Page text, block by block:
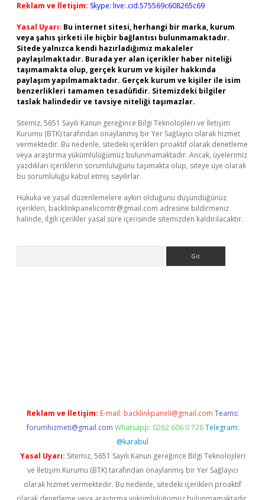
Reklam ve İletişim: Skype: live:.cid.575569c608265c69
Yasal Uyarı: Bu internet sitesi, herhangi bir marka, kurum
veya şahıs şirketi ile hiçbir bağlantısı bulunmamaktadır.
Sitede yalnızca kendi hazırladığımız makaleler
paylaşılmaktadır. Burada yer alan içerikler haber niteliği
taşımamakta olup, gerçek kurum ve kişiler hakkında
paylaşım yapılmamaktadır. Gerçek kurum ve kişiler ile isim
benzerlikleri tamamen tesadüfidir. Sitemizdeki bilgiler
taslak halindedir ve tavsiye niteliği taşımazlar.
Sitemiz, 5651 Sayılı Kanun gereğince Bilgi Teknolojileri ve İletişim
Kurumu (BTK) tarafından onaylanmış bir Yer Sağlayıcı olarak hizmet
vermektedir. Bu nedenle, sitedeki içerikleri proaktif olarak denetleme
veya araştırma yükümlülüğümüz bulunmamaktadır. Ancak, üyelerimiz
yazdıkları içeriklerin sorumluluğunu taşımakta olup, siteye üye olarak
bu sorumluluğu kabul etmiş sayılırlar.
Hukuka ve yasal düzenlemelere aykırı olduğunu düşündüğünüz
içerikleri, backlinkpanelicomtr@gmail.com adresine bildirmeniz
halinde, ilgili içerikler yasal süre içerisinde sitemizden kaldırılacaktır.
Reklam ve İletişim: E-mail: backlinkpaneli@gmail.com Teams:
forumhizmeti@gmail.com Whatsapp: 0262 606 0 726 Telegram:
@karabul
Yasal Uyarı: Sitemiz, 5651 Sayılı Kanun gereğince Bilgi Teknolojileri
ve İletişim Kurumu (BTK) tarafından onaylanmış bir Yer Sağlayıcı
olarak hizmet vermektedir. Bu nedenle, sitedeki içerikleri proaktif